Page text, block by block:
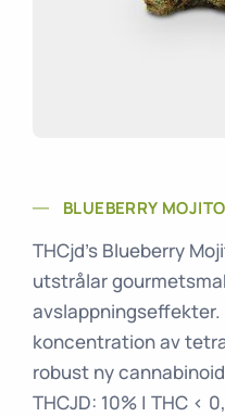
BLUEBERRY
THCjd’s Blueberry
utstrålar
koncentration av
robust ny
THCJD: 10% | THC <